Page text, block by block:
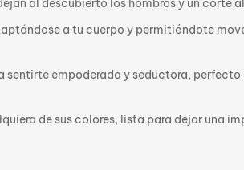
al descubierto los hombros y un corte
a tu cuerpo y permitiéndote
empoderada y seductora,
de sus colores, lista para dejar una